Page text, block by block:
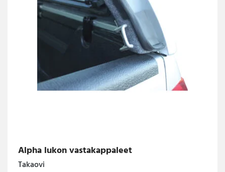
Alpha lukon vastakappaleet
Takaovi